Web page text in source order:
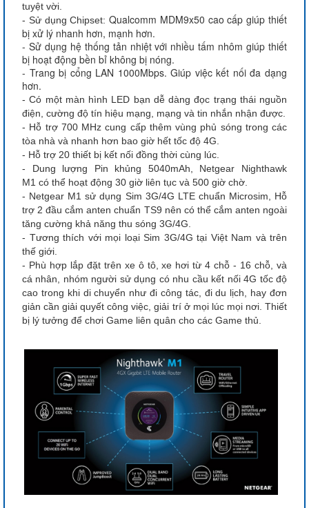
tuyệt vời.
- Sử dụng Chipset:Qualcomm MDM9x50 cao cấp giúp thiết
bị xử lý nhanh hơn, mạnh hơn.
- Sử dụng hệ thống tản nhiệt với nhiều tấm nhôm giúp thiết
bị hoạt động bền bỉ không bị nóng.
- Trang bị cổng LAN 1000Mbps. Giúp việc kết nối đa dạng
hơn.
- Có một màn hình LED bạn dễ dàng đọc trạng thái nguồn
điện, cường độ tín hiệu mạng, mạng và tin nhắn nhận được.
- Hỗ trợ 700 MHz cung cấp thêm vùng phủ sóng trong các
tòa nhà và nhanh hơn bao giờ hết tốc độ 4G.
- Hỗ trợ 20 thiết bị kết nối đồng thời cùng lúc.
- Dung lượng Pin khủng 5040mAh, Netgear Nighthawk
M1 có thể hoạt động 30 giờ liên tục và 500 giờ chờ.
- Netgear M1 sử dụng Sim 3G/4G LTE chuẩn Microsim, Hỗ
trợ 2 đầu cắm anten chuẩn TS9 nên có thể cắm anten ngoài
tăng cường khả năng thu sóng 3G/4G.
- Tương thích với mọi loại Sim 3G/4G tại Việt Nam và trên
thế giới.
- Phù hợp lắp đặt trên xe ô tô, xe hơi từ 4 chỗ - 16 chỗ, và
cá nhân, nhóm người sử dụng có nhu cầu kết nối 4G tốc độ
cao trong khi di chuyển như đi công tác, đi du lịch, hay đơn
giản cần giải quyết công việc, giải trí ở mọi lúc mọi nơi. Thiết
bị lý tưởng để chơi Game liên quân cho các Game thủ.